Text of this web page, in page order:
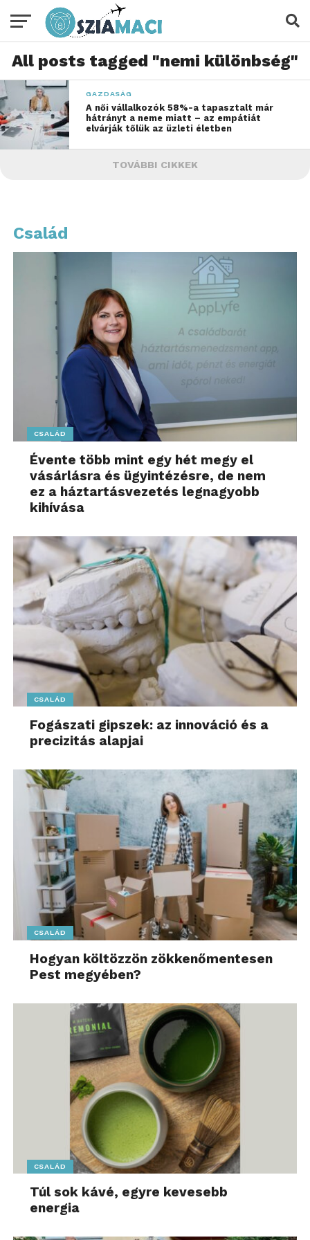
All posts tagged "nemi különbség"
GAZDASÁG
A női vállalkozók 58%-a tapasztalt már
hátrányt a neme miatt – az empátiát
elvárják tőlük az üzleti életben
TOVÁBBI CIKKEK
Család
CSALÁD
Évente több mint egy hét megy el
vásárlásra és ügyintézésre, de nem
ez a háztartásvezetés legnagyobb
kihívása
CSALÁD
Fogászati gipszek: az innováció és a
precizitás alapjai
CSALÁD
Hogyan költözzön zökkenőmentesen
Pest megyében?
CSALÁD
Túl sok kávé, egyre kevesebb
energia